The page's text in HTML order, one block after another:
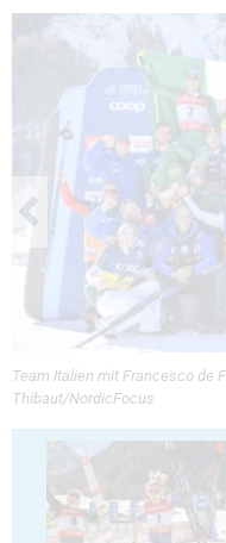
Team Italien mit Francesco de
Thibaut/NordicFocus